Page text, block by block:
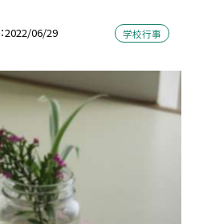
2022/06/29 学校行事